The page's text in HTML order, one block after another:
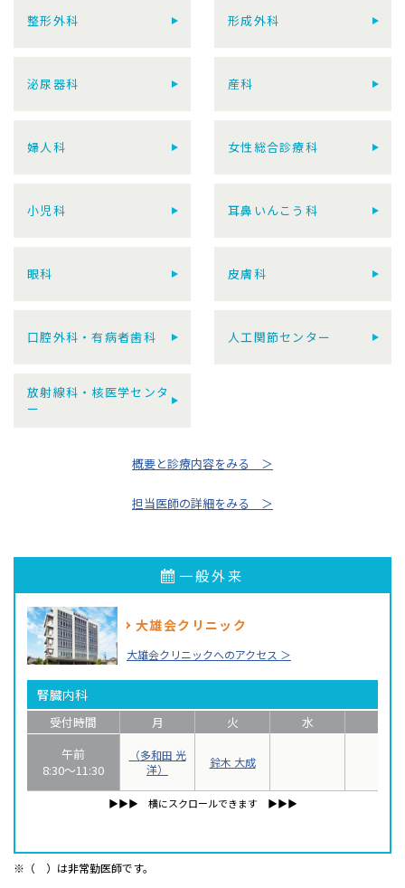
整形外科 形成外科
泌尿器科 産科
婦人科 女性総合診療科
小児科 耳鼻いんこう科
眼科 皮膚科
口腔外科・有病者歯科 人工関節センター
放射線科・核医学センタ
ー
概要と診療内容をみる ＞
担当医師の詳細をみる ＞
一般外来
大雄会クリニック
大雄会クリニックへのアクセス ＞
腎臓内科
受付時間 月 火 水
午前
8:30〜11:30
多和田 光
洋
鈴木 大成
▶▶▶︎ 横にスクロールできます ▶▶▶
※（ ）は非常勤医師です。